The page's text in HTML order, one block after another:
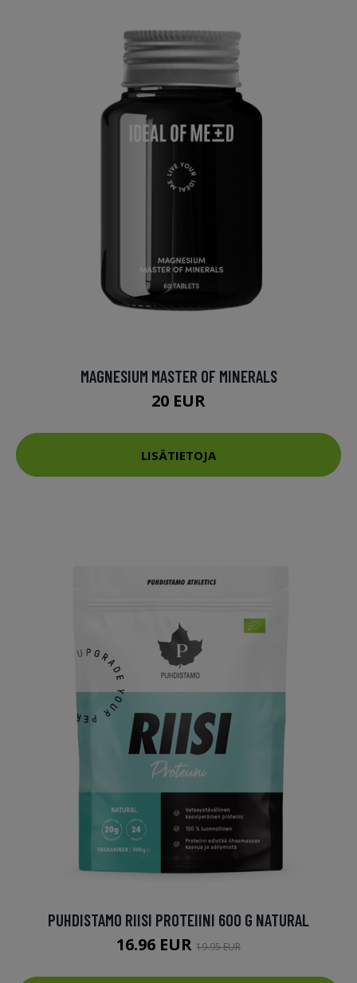
MAGNESIUM MASTER OF MINERALS
20 EUR
LISÄTIETOJA
PUHDISTAMO RIISI PROTEIINI 600 G NATURAL
16.96 EUR 19.95 EUR